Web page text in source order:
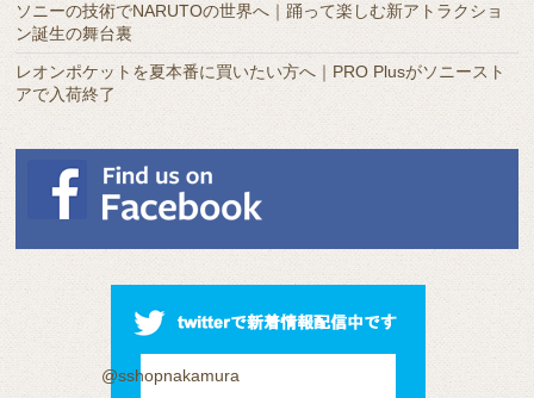
ソニーの技術でNARUTOの世界へ｜踊って楽しむ新アトラクショ
ン誕生の舞台裏
レオンポケットを夏本番に買いたい方へ｜PRO Plusがソニースト
アで入荷終了
@sshopnakamura